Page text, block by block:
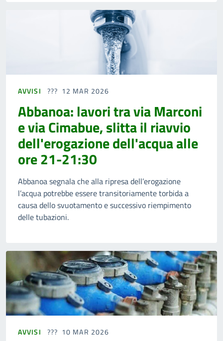
AVVISI 12 MAR 2026
Abbanoa: lavori tra via Marconi
e via Cimabue, slitta il riavvio
dell'erogazione dell'acqua alle
ore 21-21:30
Abbanoa segnala che alla ripresa dell’erogazione
l’acqua potrebbe essere transitoriamente torbida a
causa dello svuotamento e successivo riempimento
delle tubazioni.
AVVISI 10 MAR 2026